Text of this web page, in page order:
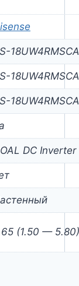
DC Inverter
(1.50 — 5.80)